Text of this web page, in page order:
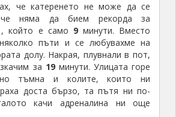
че катеренето не може да се
няма да бием рекорда за
който е само 9минути. Вместо
пъти и се любувахме на
долу. Накрая, плувнали в пот,
за 19минути. Улицата горе
тъмна и колите, които ни
доста бързо, та пътя ни по-
качи адреналина ни още